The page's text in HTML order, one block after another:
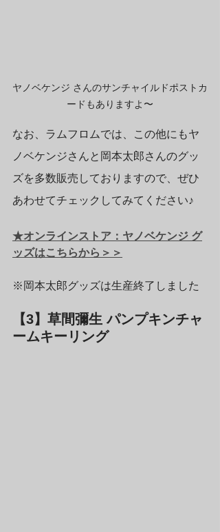
ヤノベケンジ さんのサンチャイルドポストカ
ードもありますよ〜
なお、ラムフロムでは、この他にもヤ
ノベケンジさんと岡本太郎さんのグッ
ズを多数販売しておりますので、ぜひ
あわせてチェックしてみてください♪
★オンラインストア：ヤノベケンジ グ
ッズはこちらから＞＞
※岡本太郎グッズは生産終了しました
【3】草間彌生 パンプキンチャ
ームキーリング